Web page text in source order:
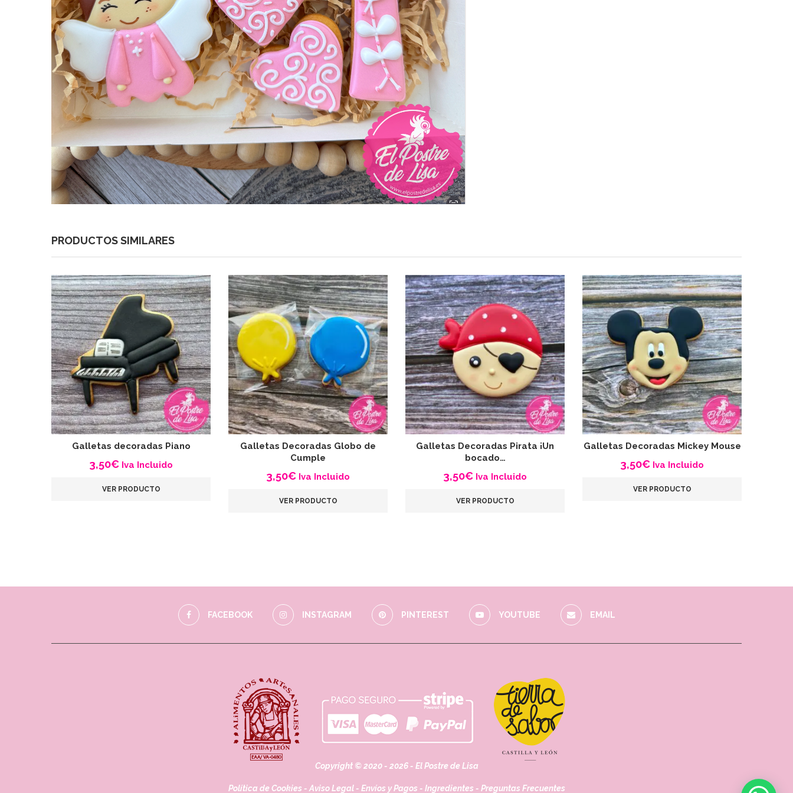
PRODUCTOS SIMILARES
Galletas decoradas Piano
3,50€ Iva Incluido
VER PRODUCTO
Galletas Decoradas Globo de
Cumple
3,50€ Iva Incluido
VER PRODUCTO
Galletas Decoradas Pirata ¡Un
bocado…
3,50€ Iva Incluido
VER PRODUCTO
Galletas Decoradas Mickey Mouse
3,50€ Iva Incluido
VER PRODUCTO
FACEBOOK INSTAGRAM PINTEREST YOUTUBE EMAIL
Copyright © 2020 - 2026 - El Postre de Lisa
Política de Cookies - Aviso Legal- Envíos y Pagos - Ingredientes - Preguntas Frecuentes